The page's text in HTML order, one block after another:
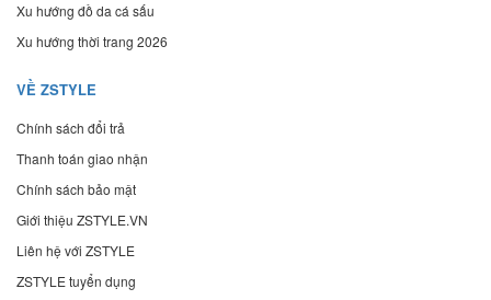
Xu hướng đồ da cá sấu
Xu hướng thời trang 2026
VỀ ZSTYLE
Chính sách đổi trả
Thanh toán giao nhận
Chính sách bảo mật
Giới thiệu ZSTYLE.VN
Liên hệ với ZSTYLE
ZSTYLE tuyển dụng